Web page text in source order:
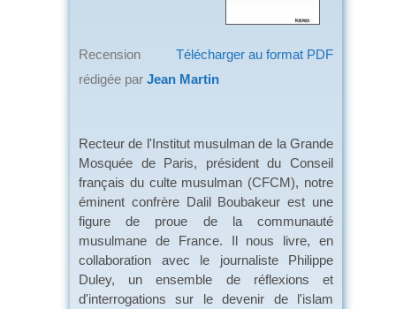
Télécharger au format PDF
Recension
rédigée par Jean Martin
Recteur de l'Institut musulman de la Grande
Mosquée de Paris, président du Conseil
français du culte musulman (CFCM), notre
éminent confrère Dalil Boubakeur est une
figure de proue de la communauté
musulmane de France. Il nous livre, en
collaboration avec le journaliste Philippe
Duley, un ensemble de réflexions et
d'interrogations sur le devenir de l'islam